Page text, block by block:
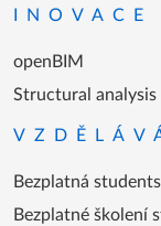
INOVACE
openBIM
Structural analysis
Bezplatná
Bezplatné školení